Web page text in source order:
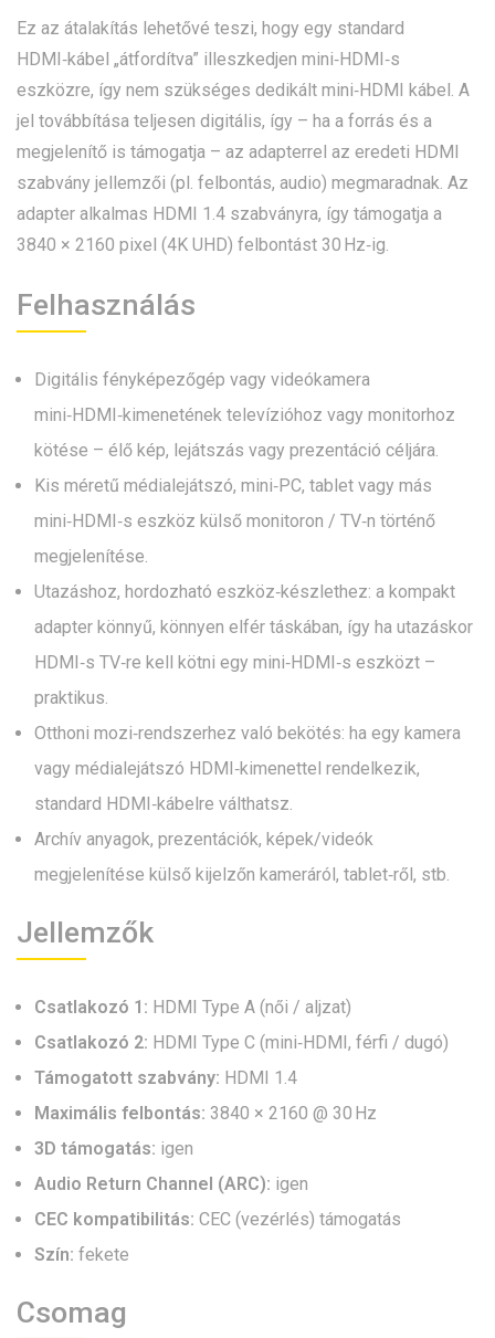
Ez az átalakítás lehetővé teszi, hogy egy standard
HDMI‑kábel „átfordítva” illeszkedjen mini‑HDMI‑s
eszközre, így nem szükséges dedikált mini‑HDMI kábel. A
jel továbbítása teljesen digitális, így – ha a forrás és a
megjelenítő is támogatja – az adapterrel az eredeti HDMI
szabvány jellemzői (pl. felbontás, audio) megmaradnak. Az
adapter alkalmas HDMI 1.4 szabványra, így támogatja a
3840 × 2160 pixel (4K UHD) felbontást 30 Hz‑ig.
Felhasználás
Digitális fényképezőgép vagy videókamera
mini‑HDMI‑kimenetének televízióhoz vagy monitorhoz
kötése – élő kép, lejátszás vagy prezentáció céljára.
Kis méretű médialejátszó, mini‑PC, tablet vagy más
mini‑HDMI‑s eszköz külső monitoron / TV‑n történő
megjelenítése.
Utazáshoz, hordozható eszköz‑készlethez: a kompakt
adapter könnyű, könnyen elfér táskában, így ha utazáskor
HDMI‑s TV‑re kell kötni egy mini‑HDMI‑s eszközt –
praktikus.
Otthoni mozi‑rendszerhez való bekötés: ha egy kamera
vagy médialejátszó HDMI‑kimenettel rendelkezik,
standard HDMI‑kábelre válthatsz.
Archív anyagok, prezentációk, képek/videók
megjelenítése külső kijelzőn kameráról, tablet‑ről, stb.
Jellemzők
Csatlakozó 1: HDMI Type A (női / aljzat)
Csatlakozó 2: HDMI Type C (mini‑HDMI, férfi / dugó)
Támogatott szabvány: HDMI 1.4
Maximális felbontás: 3840 × 2160 @ 30 Hz
3D támogatás: igen
Audio Return Channel (ARC): igen
CEC kompatibilitás: CEC (vezérlés) támogatás
Szín: fekete
Csomag